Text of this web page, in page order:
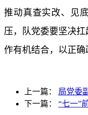
推动真查实改、见
压，队党委要坚决
作有机结合，以正确
上一篇：
局党委
下一篇：
“七一”